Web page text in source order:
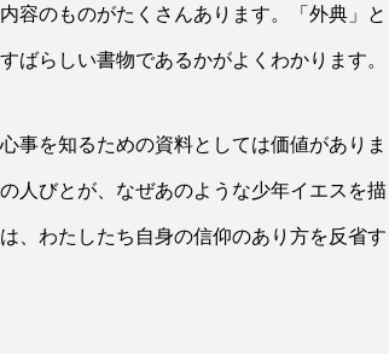
容のものがたくさんあります。「外典」と
ばらしい書物であるかがよくわかります。
事を知るための資料としては価値がありま
人びとが、なぜあのような少年イエスを描
、わたしたち自身の信仰のあり方を反省す